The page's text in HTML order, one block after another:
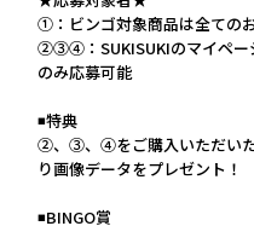
①：ビンゴ対象商品は全ての
②③④：SUKISUKIのマイペー
のみ応募可能
◾️特典
②、③、④をご購入いただい
り画像データをプレゼント！
◾️BINGO賞